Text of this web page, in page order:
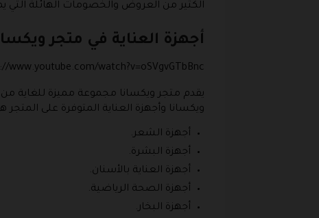
الكثير من العروض والخصومات الهائلة التي
أجهزة العناية في متجر
www.youtube.com/watch?v=oSVgvGTbBnc
يقدم متجر ويكسانا مجموعة مميزة للغاية من
ويكسانا وأجهزة العناية المتوفرة على المتجر
أجهزة الشعر.
أجهزة البشرة.
أجهزة العناية بالأسنان.
أجهزة الصحة الرياضية.
أجهزة البخار.